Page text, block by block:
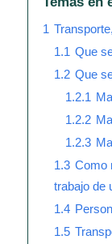
1
1.1 Que
1.2 Que
1.2.1
1.2.2
1.2.3
1.3 Como
trabajo de
1.4
1.5